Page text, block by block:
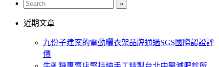
近期文章
九份子建案的電動曬衣架品牌通過SGS國際認證評
價